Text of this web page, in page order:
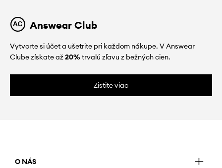
Answear Club
Vytvorte si účet a ušetrite pri každom nákupe. V Answear
Clube získate až20%trvalú zľavu z bežných cien.
Zistite viac
O NÁS